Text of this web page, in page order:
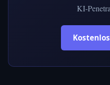
KI-